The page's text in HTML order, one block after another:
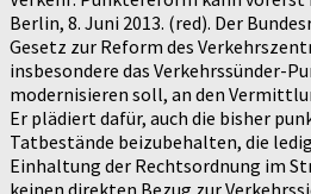
Berlin, 8. Juni 2013. (red). Der
Gesetz zur Reform des
insbesondere das Verkehrssünder-
modernisieren soll, an den
Er plädiert dafür, auch die bisher
Tatbestände beizubehalten, die
Einhaltung der Rechtsordnung im